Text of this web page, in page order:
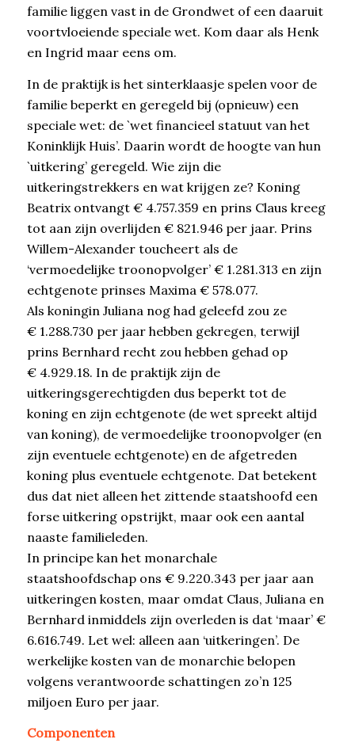
familie liggen vast in de Grondwet of een daaruit
voortvloeiende speciale wet. Kom daar als Henk
en Ingrid maar eens om.
In de praktijk is het sinterklaasje spelen voor de
familie beperkt en geregeld bij (opnieuw) een
speciale wet: de `wet financieel statuut van het
Koninklijk Huis’. Daarin wordt de hoogte van hun
`uitkering’ geregeld. Wie zijn die
uitkeringstrekkers en wat krijgen ze? Koning
Beatrix ontvangt € 4.757.359 en prins Claus kreeg
tot aan zijn overlijden € 821.946 per jaar. Prins
Willem-Alexander toucheert als de
‘vermoedelijke troonopvolger’ € 1.281.313 en zijn
echtgenote prinses Maxima € 578.077.
Als koningin Juliana nog had geleefd zou ze
€ 1.288.730 per jaar hebben gekregen, terwijl
prins Bernhard recht zou hebben gehad op
€ 4.929.18. In de praktijk zijn de
uitkeringsgerechtigden dus beperkt tot de
koning en zijn echtgenote (de wet spreekt altijd
van koning), de vermoedelijke troonopvolger (en
zijn eventuele echtgenote) en de afgetreden
koning plus eventuele echtgenote. Dat betekent
dus dat niet alleen het zittende staatshoofd een
forse uitkering opstrijkt, maar ook een aantal
naaste familieleden.
In principe kan het monarchale
staatshoofdschap ons € 9.220.343 per jaar aan
uitkeringen kosten, maar omdat Claus, Juliana en
Bernhard inmiddels zijn overleden is dat ‘maar’ €
6.616.749. Let wel: alleen aan ‘uitkeringen’. De
werkelijke kosten van de monarchie belopen
volgens verantwoorde schattingen zo’n 125
miljoen Euro per jaar.
Componenten